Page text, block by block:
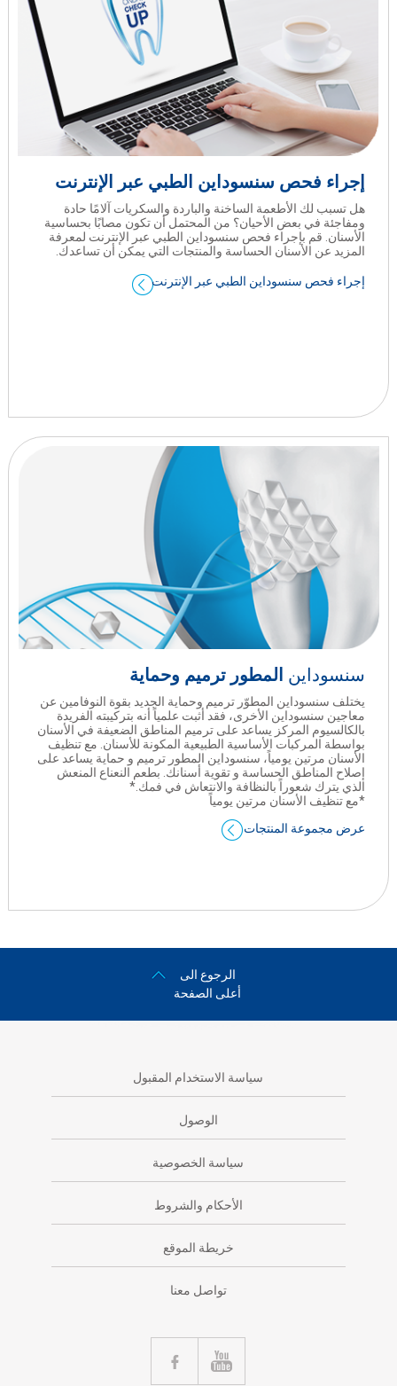
إجراء فحص سنسوداين الطبي عبر الإنترنت
هل تسبب لك الأطعمة الساخنة والباردة والسكريات آلامًا حادة
ومفاجئة في بعض الأحيان؟ من المحتمل أن تكون مصابًا بحساسية
الأسنان. قم بإجراء فحص سنسوداين الطبي عبر الإنترنت لمعرفة
المزيد عن الأسنان الحساسة والمنتجات التي يمكن أن تساعدك.
إجراء فحص سنسوداين الطبي عبر الإنترنت
سنسوداين المطور ترميم وحماية
يختلف سنسوداين المطوّر ترميم وحماية الجديد بقوة النوفامين عن
معاجين سنسوداين الأخرى، فقد ﺃثبت علمياً أنه بتركيبته الفريدة
بالكالسيوم المركز يساعد على ترميم المناطق الضعيفة في الأسنان
بواسطة المركبات الأساسية الطبيعية المكونة للأسنان. مع تنظيف
الأسنان مرتين يومياً، سنسوداين المطور ترميم و حماية يساعد على
إصلاح المناطق الحساسة و تقوية أسنانك. بطعم النعناع المنعش
الذي يترك شعوراً بالنظافة والانتعاش في فمك.*
*مع تنظيف الأسنان مرتين يومياً
عرض مجموعة المنتجات
الرجوع الى
أعلى الصفحة
سياسة الاستخدام المقبول
الوصول
سياسة الخصوصية
الأحكام والشروط
خريطة الموقع
تواصل معنا